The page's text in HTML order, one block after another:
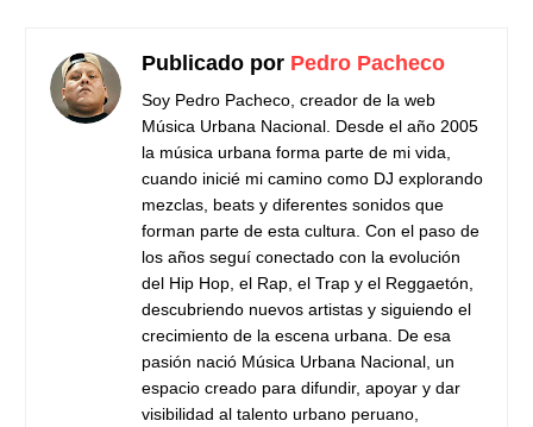
Publicado por Pedro Pacheco
Soy Pedro Pacheco, creador de la web
Música Urbana Nacional. Desde el año 2005
la música urbana forma parte de mi vida,
cuando inicié mi camino como DJ explorando
mezclas, beats y diferentes sonidos que
forman parte de esta cultura. Con el paso de
los años seguí conectado con la evolución
del Hip Hop, el Rap, el Trap y el Reggaetón,
descubriendo nuevos artistas y siguiendo el
crecimiento de la escena urbana. De esa
pasión nació Música Urbana Nacional, un
espacio creado para difundir, apoyar y dar
visibilidad al talento urbano peruano,